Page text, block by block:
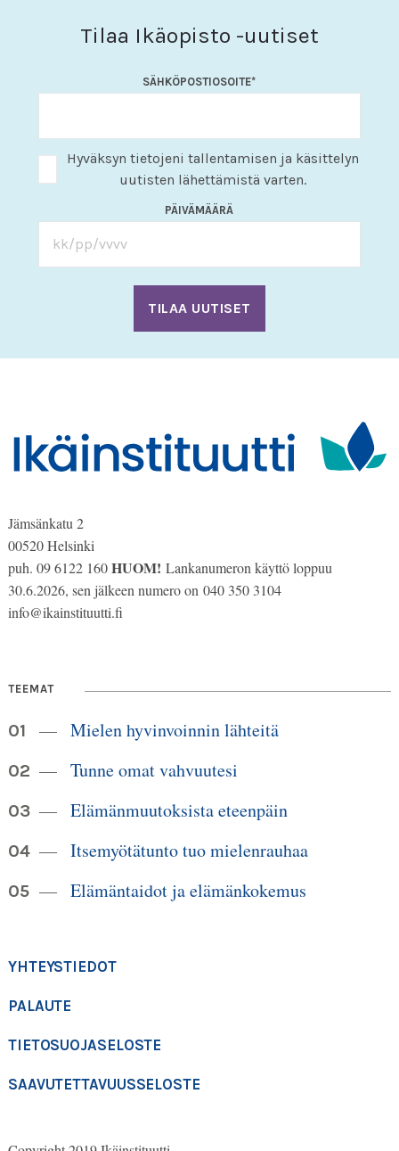
Tilaa Ikäopisto -uutiset
SÄHKÖPOSTIOSOITE*
Hyväksyn tietojeni tallentamisen ja käsittelyn
uutisten lähettämistä varten.
PÄIVÄMÄÄRÄ
Jämsänkatu 2
00520 Helsinki
puh. 09 6122 160HUOM! Lankanumeron käyttö loppuu
30.6.2026, sen jälkeen numero on 040 350 3104
info@ikainstituutti.fi
TEEMAT
Mielen hyvinvoinnin lähteitä
Tunne omat vahvuutesi
Elämänmuutoksista eteenpäin
Itsemyötätunto tuo mielenrauhaa
Elämäntaidot ja elämänkokemus
YHTEYSTIEDOT
PALAUTE
TIETOSUOJASELOSTE
SAAVUTETTAVUUSSELOSTE